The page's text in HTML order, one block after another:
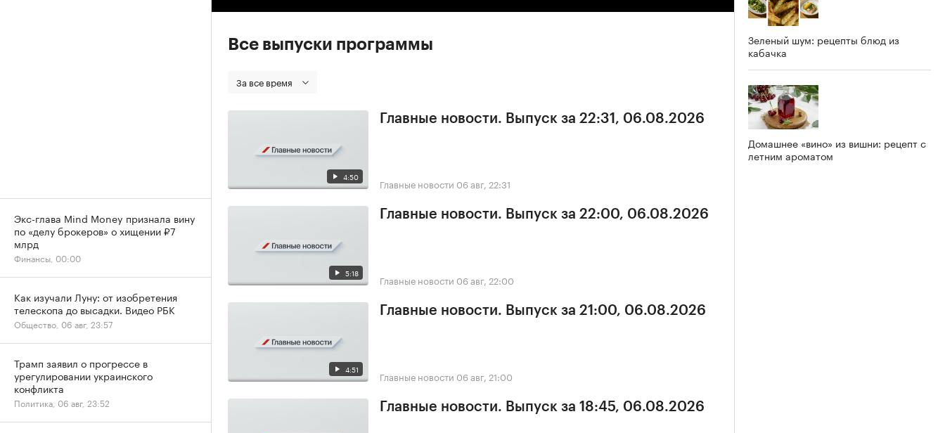
Все выпуски программы
За все время
4:50
Главные новости. Выпуск за 22:31, 06.08.2026
Главные новости 06 авг, 22:31
5:18
Главные новости. Выпуск за 22:00, 06.08.2026
Главные новости 06 авг, 22:00
4:51
Главные новости. Выпуск за 21:00, 06.08.2026
Главные новости 06 авг, 21:00
Главные новости. Выпуск за 18:45, 06.08.2026
Зеленый шум: рецепты блюд из
кабачка
Домашнее «вино» из вишни: рецепт с
летним ароматом
Экс-глава Mind Money признала вину
по «делу брокеров» о хищении ₽7
млрд
Финансы, 00:00
Как изучали Луну: от изобретения
телескопа до высадки. Видео РБК
Общество, 06 авг, 23:57
Трамп заявил о прогрессе в
урегулировании украинского
конфликта
Политика, 06 авг, 23:52